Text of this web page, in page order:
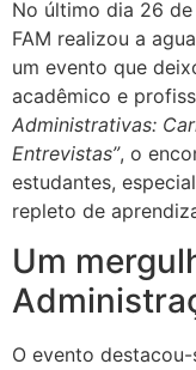
No último dia 26
FAM realizou a
um evento que
acadêmico e
Administrativas:
Entrevistas”, o
estudantes,
repleto de
Um
O evento